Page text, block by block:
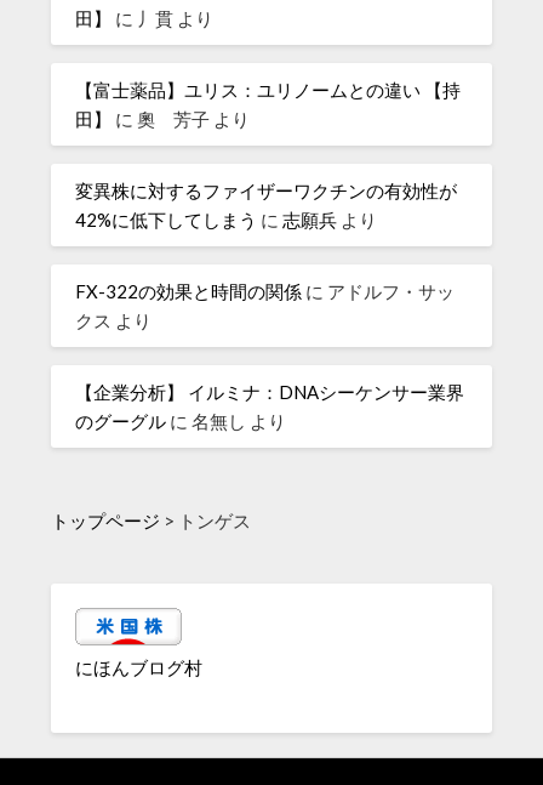
田】
に 丿貫 より
【富士薬品】ユリス：ユリノームとの違い 【持
田】
に奧 芳子 より
変異株に対するファイザーワクチンの有効性が
42%に低下してしまう に志願兵 より
FX-322の効果と時間の関係 に アドルフ・サッ
クス より
【企業分析】 イルミナ：DNAシーケンサー業界
のグーグル に名無し より
トップページ > トンゲス
にほんブログ村